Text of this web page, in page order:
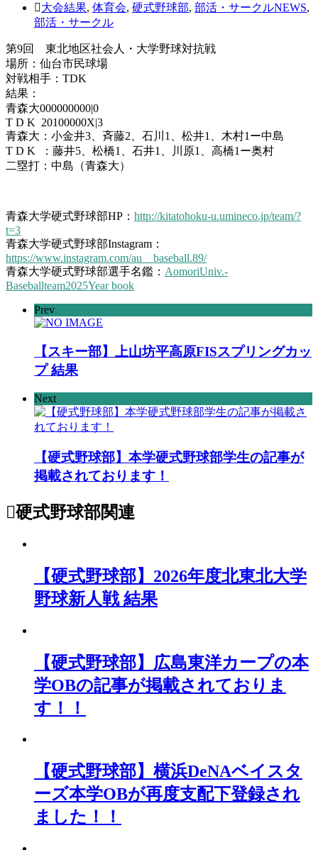
大会結果, 体育会, 硬式野球部, 部活・サークルNEWS,
部活・サークル
第9回 東北地区社会人・大学野球対抗戦
場所：仙台市民球場
対戦相手：TDK
結果：
青森大000000000|0
T D K 20100000X|3
青森大：小金井3、斉藤2、石川1、松井1、木村1ー中島
T D K ：藤井5、松橋1、石井1、川原1、高橋1ー奥村
二塁打：中島（青森大）
青森大学硬式野球部HP： http://kitatohoku-u.umineco.jp/team/?
t=3
青森大学硬式野球部Instagram：
https://www.instagram.com/au__baseball.89/
青森大学硬式野球部選手名鑑： AomoriUniv.-
Baseballteam2025Year book
Prev
【スキー部】上山坊平高原FISスプリングカッ
プ 結果
Next
【硬式野球部】本学硬式野球部学生の記事が
掲載されております！
硬式野球部関連
【硬式野球部】2026年度北東北大学
野球新人戦 結果
【硬式野球部】広島東洋カープの本
学OBの記事が掲載されておりま
す！！
【硬式野球部】横浜DeNAベイスタ
ーズ本学OBが再度支配下登録され
ました！！